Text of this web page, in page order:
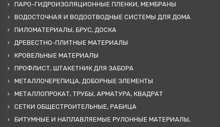
ПАРО-ГИДРОИЗОЛЯЦИОННЫЕ ПЛЕНКИ, МЕМБРАНЫ
ВОДОСТОЧНАЯ И ВОДООТВОДНЫЕ СИСТЕМЫ ДЛЯ ДОМА
ПИЛОМАТЕРИАЛЫ, БРУС, ДОСКА
ДРЕВЕСТНО-ПЛИТНЫЕ МАТЕРИАЛЫ
КРОВЕЛЬНЫЕ МАТЕРИАЛЫ
ПРОФЛИСТ, ШТАКЕТНИК ДЛЯ ЗАБОРА
МЕТАЛЛОЧЕРЕПИЦА, ДОБОРНЫЕ ЭЛЕМЕНТЫ
МЕТАЛЛОПРОКАТ, ТРУБЫ, АРМАТУРА, КВАДРАТ
СЕТКИ ОБЩЕСТРОИТЕЛЬНЫЕ, РАБИЦА
БИТУМНЫЕ И НАПЛАВЛЯЕМЫЕ РУЛОННЫЕ МАТЕРИАЛЫ,